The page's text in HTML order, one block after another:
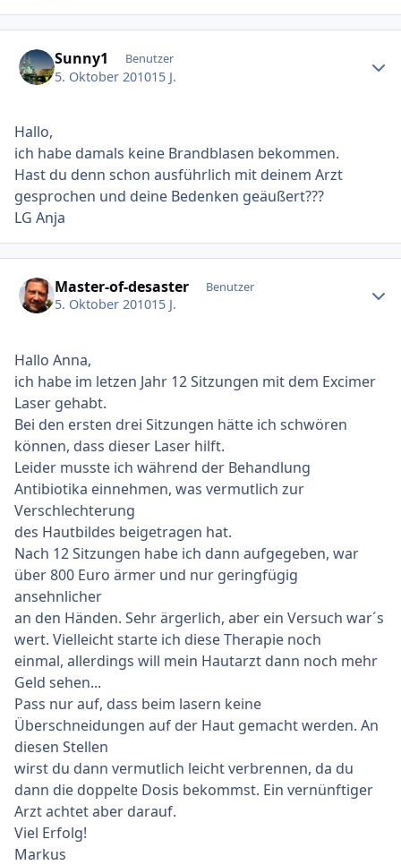
Sunny1 Benutzer
5. Oktober 201015 J.
Hallo,
ich habe damals keine Brandblasen bekommen.
Hast du denn schon ausführlich mit deinem Arzt
gesprochen und deine Bedenken geäußert???
LG Anja
Master-of-desaster Benutzer
5. Oktober 201015 J.
Hallo Anna,
ich habe im letzen Jahr 12 Sitzungen mit dem Excimer
Laser gehabt.
Bei den ersten drei Sitzungen hätte ich schwören
können, dass dieser Laser hilft.
Leider musste ich während der Behandlung
Antibiotika einnehmen, was vermutlich zur
Verschlechterung
des Hautbildes beigetragen hat.
Nach 12 Sitzungen habe ich dann aufgegeben, war
über 800 Euro ärmer und nur geringfügig
ansehnlicher
an den Händen. Sehr ärgerlich, aber ein Versuch war´s
wert. Vielleicht starte ich diese Therapie noch
einmal, allerdings will mein Hautarzt dann noch mehr
Geld sehen...
Pass nur auf, dass beim lasern keine
Überschneidungen auf der Haut gemacht werden. An
diesen Stellen
wirst du dann vermutlich leicht verbrennen, da du
dann die doppelte Dosis bekommst. Ein vernünftiger
Arzt achtet aber darauf.
Viel Erfolg!
Markus